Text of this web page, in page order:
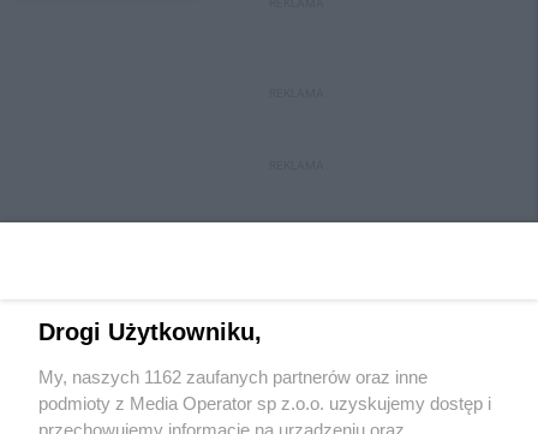
Wydawca mediówlokalnych
Drogi Użytkowniku,
My, naszych 1162 zaufanych partnerów oraz inne
podmioty z Media Operator sp z.o.o. uzyskujemy dostęp i
przechowujemy informacje na urządzeniu oraz